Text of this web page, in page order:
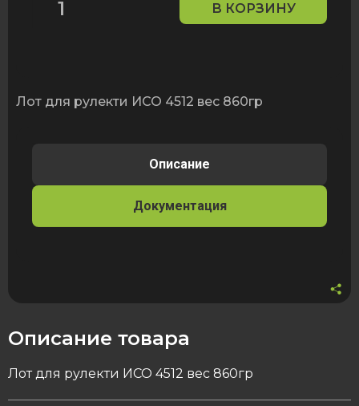
Количество
4512;
В КОРЗИНУ
Лот для рулекти ИСО 4512 вес 860гр
Описание
Документация
Описание товара
Лот для рулекти ИСО 4512 вес 860гр